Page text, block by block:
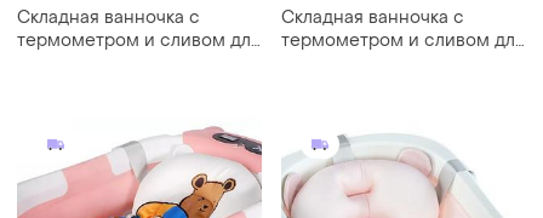
Складная ванночка с
термометром и сливом для
Складная ванночка с
термометром и сливом для